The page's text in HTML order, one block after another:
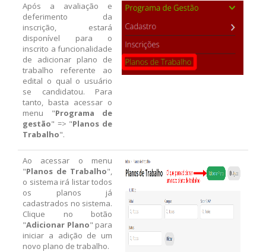
Após a avaliação e
deferimento da
inscrição, estará
disponível para o
inscrito a funcionalidade
de adicionar plano de
trabalho referente ao
edital o qual o usuário
se candidatou. Para
tanto, basta acessar o
menu "Programa de
gestão" => "Planos de
Trabalho".
Ao acessar o menu
"Planos de Trabalho",
o sistema irá listar todos
os planos já
cadastrados no sistema.
Clique no botão
"Adicionar Plano" para
iniciar a adição de um
novo plano de trabalho.